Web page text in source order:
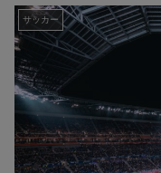
サッカー